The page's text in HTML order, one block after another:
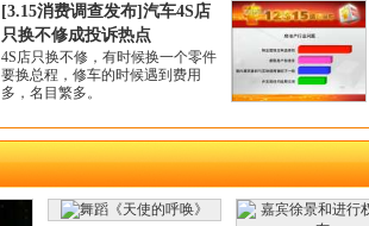
[3.15消费调查发布]汽车4S店
只换不修成投诉热点
4S店只换不修，有时候换一个零件
要换总程，修车的时候遇到费用
多，名目繁多。